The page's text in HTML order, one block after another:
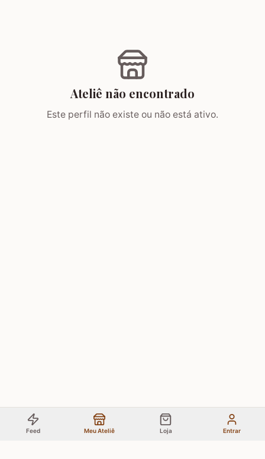
Ateliê não encontrado
Este perfil não existe ou não está ativo.
Feed Meu Ateliê Loja Entrar